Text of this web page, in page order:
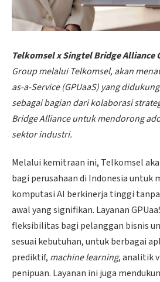
Telkomsel x Singtel Bridge Alliance
Group melalui Telkomsel, akan
as-a-Service (GPUaaS) yang
sebagai bagian dari kolaborasi
Bridge Alliance untuk mendorong
sektor industri.
Melalui kemitraan ini, Telkomsel
bagi perusahaan di Indonesia untuk
komputasi AI berkinerja tinggi
awal yang signifikan. Layanan
fleksibilitas bagi pelanggan bisnis
sesuai kebutuhan, untuk berbagai
prediktif, machine learning, analitik
penipuan. Layanan ini juga